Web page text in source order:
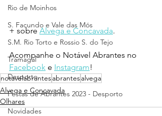
Rio de Moinhos
S. Facundo e Vale das Mós
S.M. Rio Torto e Rossio S. do Tejo
Tramagal
Desporto
Festas de Abrantes 2023 - Desporto
Novidades
+ sobre Alvega e Concavada.
Acompanhe o Notável Abrantes no
Facebook e Instagram!
notavelabrantesabrantesalvega
Alvega e Concavada
Olhares